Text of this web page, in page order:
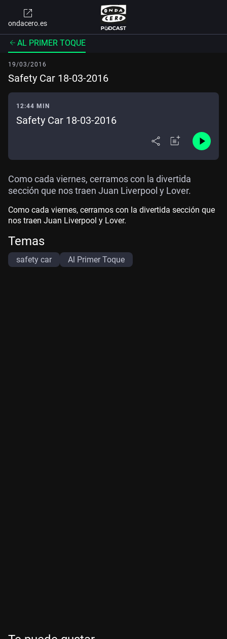
ondacero.es
AL PRIMER TOQUE
19/03/2016
Safety Car 18-03-2016
12:44 MIN
Safety Car 18-03-2016
Como cada viernes, cerramos con la divertida
sección que nos traen Juan Liverpool y Lover.
Como cada viernes, cerramos con la divertida sección que
nos traen Juan Liverpool y Lover.
Temas
safety car Al Primer Toque